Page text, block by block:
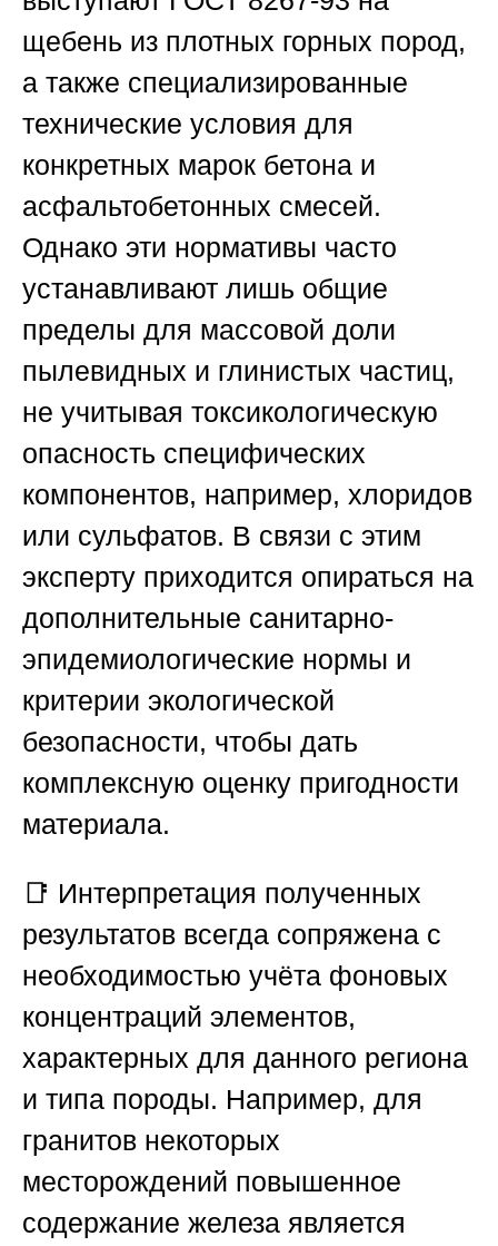
щебень из плотных горных пород,
а также специализированные
технические условия для
конкретных марок бетона и
асфальтобетонных смесей.
Однако эти нормативы часто
устанавливают лишь общие
пределы для массовой доли
пылевидных и глинистых частиц,
не учитывая токсикологическую
опасность специфических
компонентов, например, хлоридов
или сульфатов. В связи с этим
эксперту приходится опираться на
дополнительные санитарно-
эпидемиологические нормы и
критерии экологической
безопасности, чтобы дать
комплексную оценку пригодности
материала.
📑 Интерпретация полученных
результатов всегда сопряжена с
необходимостью учёта фоновых
концентраций элементов,
характерных для данного региона
и типа породы. Например, для
гранитов некоторых
месторождений повышенное
содержание железа является